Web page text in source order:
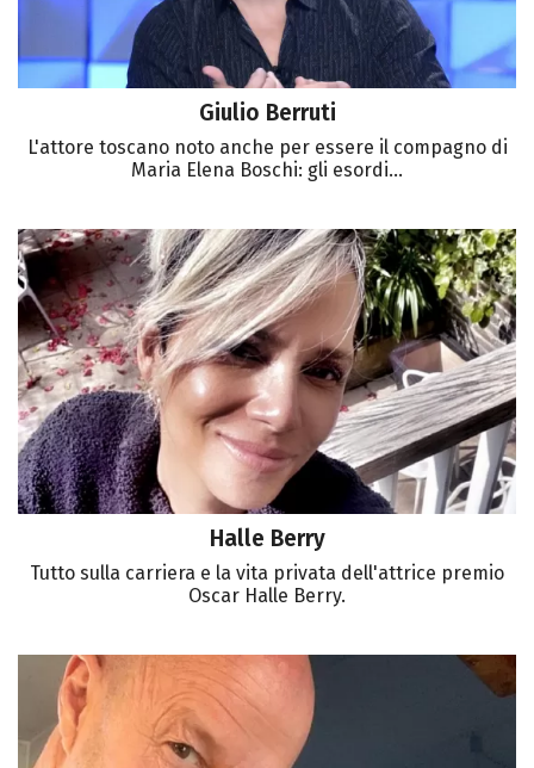
Giulio Berruti
L'attore toscano noto anche per essere il compagno di
Maria Elena Boschi: gli esordi...
Halle Berry
Tutto sulla carriera e la vita privata dell'attrice premio
Oscar Halle Berry.